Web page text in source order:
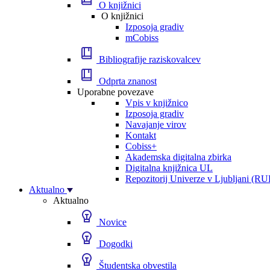
O knjižnici
O knjižnici
Izposoja gradiv
mCobiss
Bibliografije raziskovalcev
Odprta znanost
Uporabne povezave
Vpis v knjižnico
Izposoja gradiv
Navajanje virov
Kontakt
Cobiss+
Akademska digitalna zbirka
Digitalna knjižnica UL
Repozitorij Univerze v Ljubljani
Aktualno
Aktualno
Novice
Dogodki
Študentska obvestila